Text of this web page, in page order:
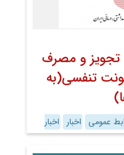
تجویز و مصرف
تنفسی(به
عمومی اخبار
اخبار